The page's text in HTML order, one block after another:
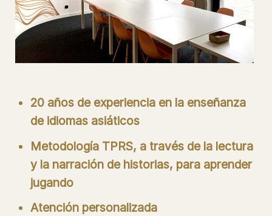
20 años de experiencia en la enseñanza
de idiomas asiáticos
Metodología TPRS, a través de la lectura
y la narración de historias, para aprender
jugando
Atención personalizada